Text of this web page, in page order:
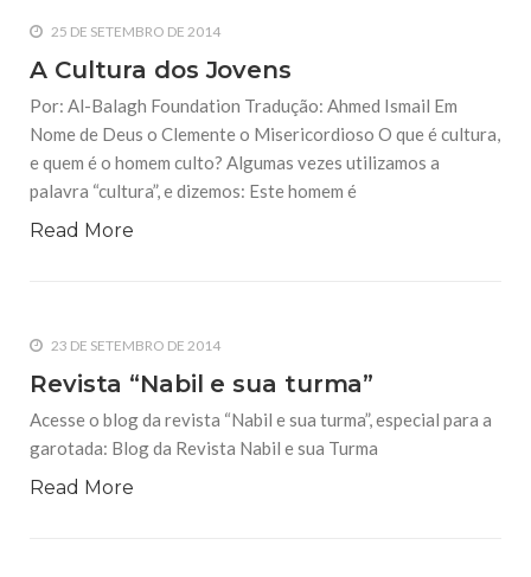
25 DE SETEMBRO DE 2014
A Cultura dos Jovens
Por: Al-Balagh Foundation Tradução: Ahmed Ismail Em
Nome de Deus o Clemente o Misericordioso O que é cultura,
e quem é o homem culto? Algumas vezes utilizamos a
palavra “cultura”, e dizemos: Este homem é
Read More
23 DE SETEMBRO DE 2014
Revista “Nabil e sua turma”
Acesse o blog da revista “Nabil e sua turma”, especial para a
garotada: Blog da Revista Nabil e sua Turma
Read More